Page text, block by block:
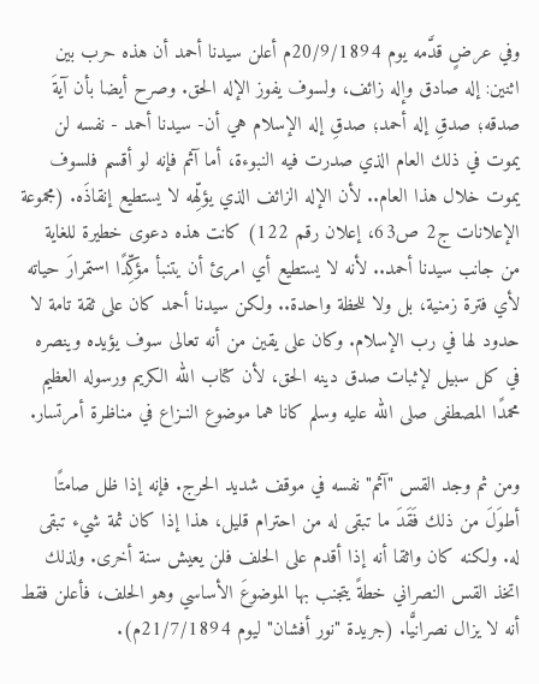
وفي عرضٍ قدَّمه يوم 20/9/1894م أعلن سيدنا أحمد أن هذه حرب بين
اثنين: إله صادق وإله زائف، ولسوف يفوز الإله الحق. وصرح أيضا بأن آيةَ
صدقه؛ صدقِ إله أحمد؛ صدقِ إله الإسلام هي أن- سيدنا أحمد - نفسه لن
يموت في ذلك العام الذي صدرت فيه النبوءة، أما آثم فإنه لو أقسم فلسوف
يموت خلال هذا العام.. لأن الإله الزائف الذي يؤلِّهه لا يستطيع إنقاذَه. (مجموعة
الإعلانات ج2 ص63، إعلان رقم 122) كانت هذه دعوى خطيرة للغاية
من جانب سيدنا أحمد.. لأنه لا يستطيع أي امرئ أن يتنبأ مؤكِّدًا استمرارَ حياته
لأي فترة زمنية، بل ولا للحظة واحدة.. ولكن سيدنا أحمد كان على ثقة تامة لا
حدود لها في رب الإسلام. وكان على يقين من أنه تعالى سوف يؤيده وينصره
في كل سبيل لإثبات صدق دينه الحق، لأن كتاب الله الكريم ورسوله العظيم
محمدًا المصطفى صلى الله عليه وسلم كانا هما موضوع النـزاع في مناظرة أمرتسار.
ومن ثم وجد القس "آثم" نفسه في موقف شديد الحرج. فإنه إذا ظل صامتًا
أطوَلَ من ذلك فَقَدَ ما تبقى له من احترام قليل، هذا إذا كان ثمة شيء تبقى
له. ولكنه كان واثقا أنه إذا أقدم على الحلف فلن يعيش سنة أخرى. ولذلك
اتخذ القس النصراني خطةً يتجنب بها الموضوعَ الأساسي وهو الحلف، فأعلن فقط
أنه لا يزال نصرانيًّا. (جريدة "نور أفشان" ليوم 21/7/1894م).